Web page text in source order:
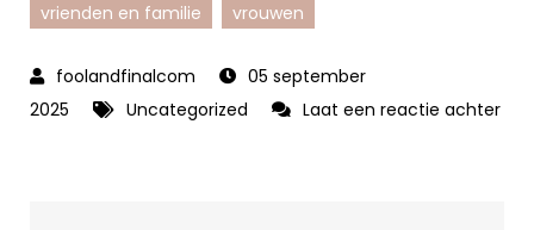
vrienden en familie
vrouwen
05 september
2025
Uncategorized
Laat een reactie achter